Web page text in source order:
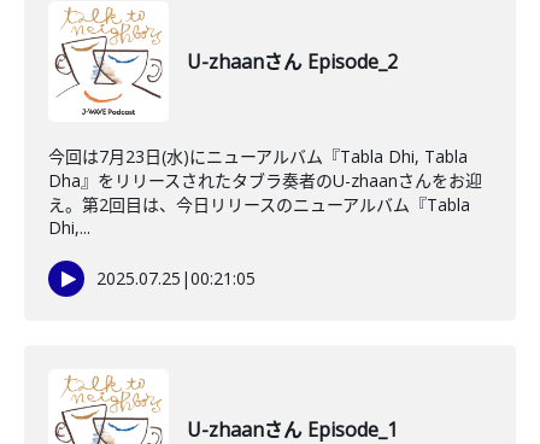
U-zhaanさん Episode_2
今回は7月23日(水)にニューアルバム『Tabla Dhi, Tabla
Dha』をリリースされたタブラ奏者のU-zhaanさんをお迎
え。第2回目は、今日リリースのニューアルバム『Tabla
Dhi,...
2025.07.25 |00:21:05
U-zhaanさん Episode_1